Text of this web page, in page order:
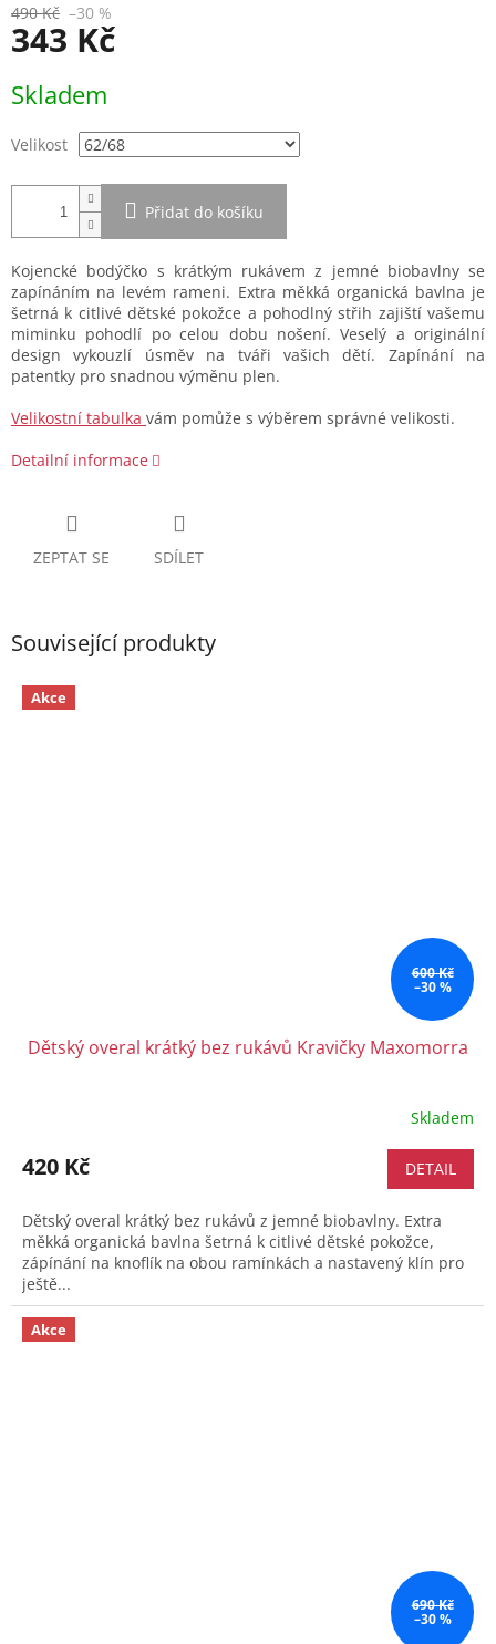
490 Kč –30 %
343 Kč
cena:
Skladem
Velikost
Přidat do košíku
Kojencké bodýčko s krátkým rukávem z jemné biobavlny se
zapínáním na levém rameni. Extra měkká organická bavlna je
šetrná k citlivé dětské pokožce a pohodlný střih zajiští vašemu
miminku pohodlí po celou dobu nošení. Veselý a originální
design vykouzlí úsměv na tváři vašich dětí. Zapínání na
patentky pro snadnou výměnu plen.
Velikostní tabulka vám pomůže s výběrem správné velikosti.
Detailní informace
ZEPTAT SE SDÍLET
Související produkty
Akce
600 Kč
–30 %
Dětský overal krátký bez rukávů Kravičky Maxomorra
Skladem
420 Kč DETAIL
Dětský overal krátký bez rukávů z jemné biobavlny. Extra
měkká organická bavlna šetrná k citlivé dětské pokožce,
zápínání na knoflík na obou ramínkách a nastavený klín pro
ještě...
Akce
690 Kč
–30 %